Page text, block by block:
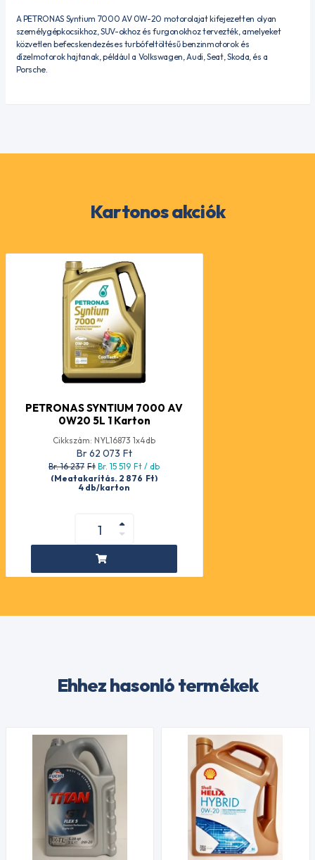
A PETRONAS Syntium 7000 AV 0W-20 motorolajat kifejezetten olyan
személygépkocsikhoz, SUV-okhoz és furgonokhoz tervezték, amelyeket
közvetlen befecskendezéses turbófeltöltésű benzinmotorok és
dízelmotorok hajtanak, például a Volkswagen, Audi, Seat, Skoda, és a
Porsche.
Kartonos akciók
PETRONAS SYNTIUM 7000 AV
0W20 5L 1 Karton
Cikkszám: NYL16873 1x4db
Br 62 073 Ft
Br. 16 237 Ft Br. 15 519 Ft / db
(Megtakarítás. 2 876 Ft)
4 db/karton
Ehhez hasonló termékek